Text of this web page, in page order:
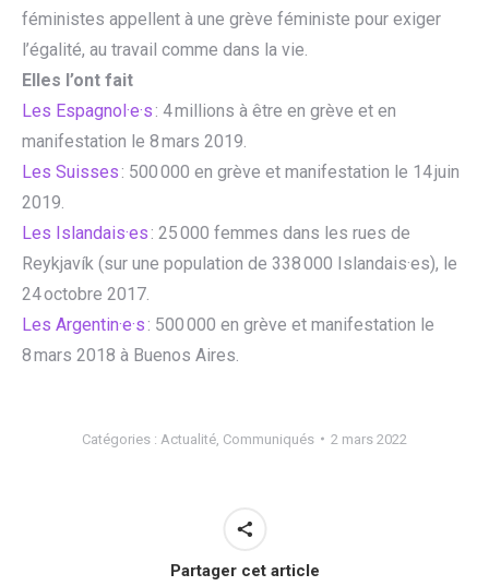
féministes appellent à une grève féministe pour exiger
l’égalité, au travail comme dans la vie.
Elles l’ont fait
Les Espagnol·e·s : 4 millions à être en grève et en
manifestation le 8 mars 2019.
Les Suisses : 500 000 en grève et manifestation le 14 juin
2019.
Les Islandais·es : 25 000 femmes dans les rues de
Reykjavík (sur une population de 338 000 Islandais·es), le
24 octobre 2017.
Les Argentin·e·s : 500 000 en grève et manifestation le
8 mars 2018 à Buenos Aires.
Catégories : Actualité Communiqués 2 mars 2022
Partager cet article